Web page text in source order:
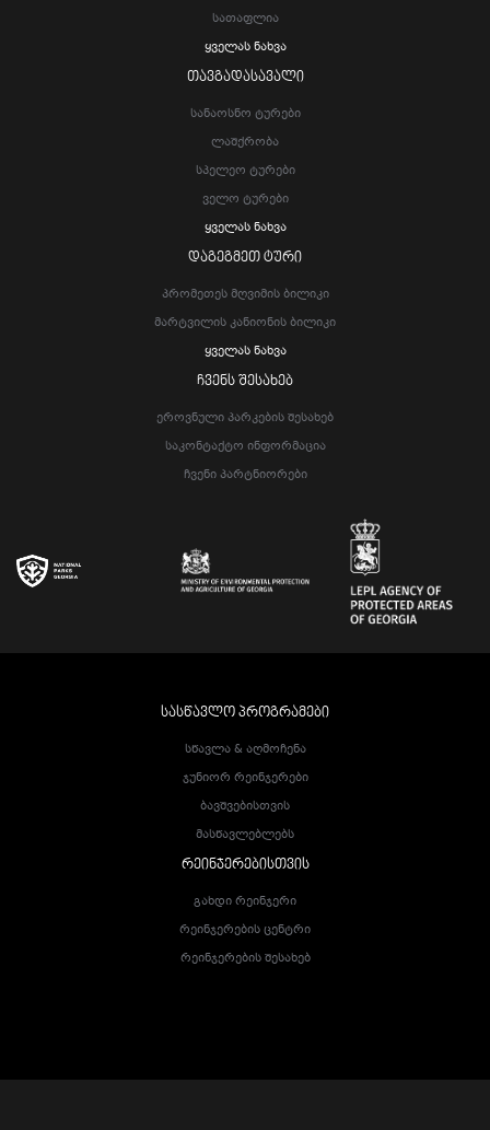
Სათაფლია
Ყველას Ნახვა
ᲗᲐᲕᲒᲐᲓᲐᲡᲐᲕᲐᲚᲘ
Სანაოსნო Ტურები
Ლაშქრობა
Სპელეო Ტურები
Ველო Ტურები
Ყველას Ნახვა
ᲓᲐᲒᲔᲒᲛᲔᲗ ᲢᲣᲠᲘ
Პრომეთეს Მღვიმის Ბილიკი
Მარტვილის Კანიონის Ბილიკი
Ყველას Ნახვა
ᲩᲕᲔᲜᲡ ᲨᲔᲡᲐᲮᲔᲑ
Ეროვნული Პარკების Შესახებ
Საკონტაქტო Ინფორმაცია
Ჩვენი Პარტნიორები
ᲡᲐᲡᲬᲐᲕᲚᲝ ᲞᲠᲝᲒᲠᲐᲛᲔᲑᲘ
Სწავლა & Აღმოჩენა
Ჯუნიორ Რეინჯერები
Ბავშვებისთვის
Მასწავლებლებს
ᲠᲔᲘᲜᲯᲔᲠᲔᲑᲘᲡᲗᲕᲘᲡ
Გახდი Რეინჯერი
Რეინჯერების Ცენტრი
Რეინჯერების Შესახებ